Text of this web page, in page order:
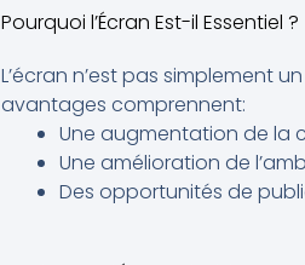
Pourquoi l’Écran Est-il Essentiel ?
L’écran n’est pas simplement
avantages comprennent:
Une augmentation de la
Une amélioration de
Des opportunités de